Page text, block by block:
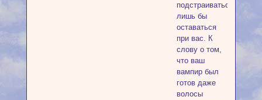
подстраиваться,
лишь бы
оставаться
при вас. К
слову о том,
что ваш
вампир был
готов даже
волосы